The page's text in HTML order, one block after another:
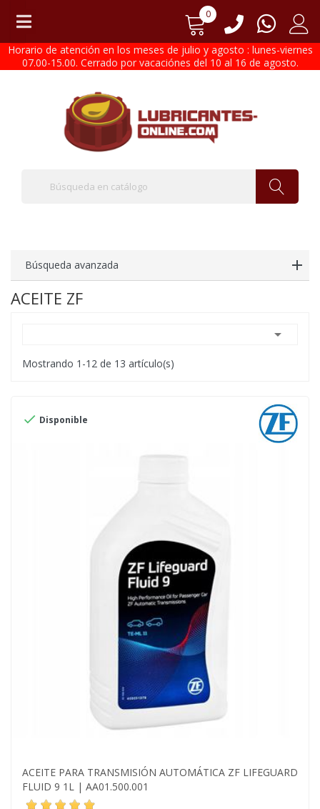
0
Horario de atención en los meses de julio y agosto : lunes-viernes
07.00-15.00. Cerrado por vacaciónes del 10 al 16 de agosto.
Búsqueda avanzada
ACEITE ZF

Mostrando 1-12 de 13 artículo(s)
 Disponible
ACEITE PARA TRANSMISIÓN AUTOMÁTICA ZF LIFEGUARD
FLUID 9 1L | AA01.500.001